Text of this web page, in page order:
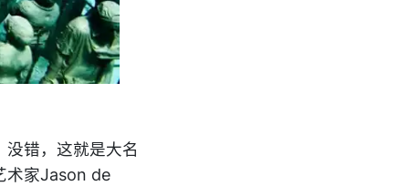
错，这就是大名
术家Jason de